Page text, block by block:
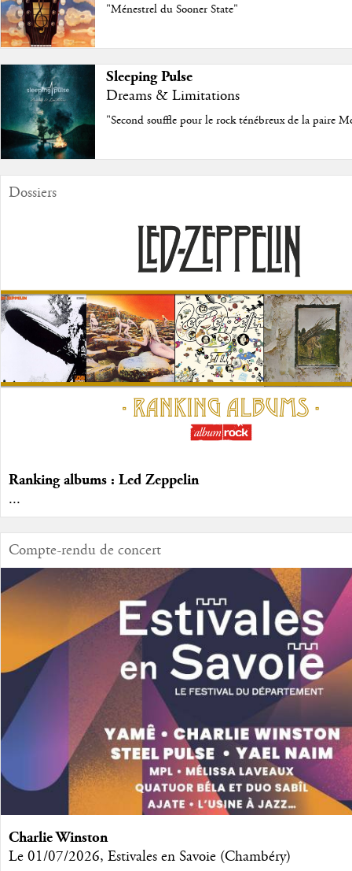
"Ménestrel du Sooner State"
Sleeping Pulse
Dreams & Limitations
"Second souffle pour le rock ténébreux de la paire
Dossiers
Ranking albums : Led Zeppelin
...
Compte-rendu de concert
Charlie Winston
Le 01/07/2026, Estivales en Savoie (Chambéry)